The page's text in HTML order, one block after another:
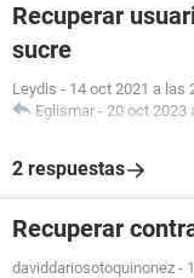
Recuperar
sucre
Leydis - 14 oct 2021 a las
Eglismar - 20 oct 2023
2 respuestas
Recuperar
daviddariosotoquinonez -